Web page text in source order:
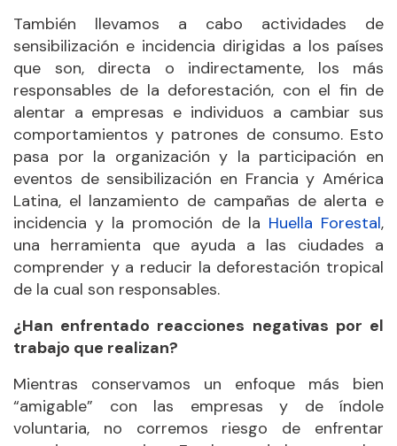
También llevamos a cabo actividades de
sensibilización e incidencia dirigidas a los países
que son, directa o indirectamente, los más
responsables de la deforestación, con el fin de
alentar a empresas e individuos a cambiar sus
comportamientos y patrones de consumo. Esto
pasa por la organización y la participación en
eventos de sensibilización en Francia y América
Latina, el lanzamiento de campañas de alerta e
incidencia y la promoción de la Huella Forestal,
una herramienta que ayuda a las ciudades a
comprender y a reducir la deforestación tropical
de la cual son responsables.
¿Han enfrentado reacciones negativas por el
trabajo que realizan?
Mientras conservamos un enfoque más bien
“amigable” con las empresas y de índole
voluntaria, no corremos riesgo de enfrentar